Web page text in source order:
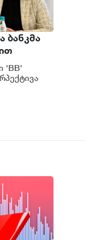
ბანკმა
'BB'